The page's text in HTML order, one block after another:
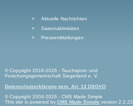
Aktuelle Nachrichten
Saisonaktivitäten
Pressemitteilungen
© Copyright 2016-2026 - Tauchsport- und
Forschungsgemeinschaft Siegerland e. V.
Datenschutzerklärung gem. Art. 13 DSGVO
© Copyright 2004-2026 - CMS Made Simple
This site is powered by CMS Made Simple version 2.2.22